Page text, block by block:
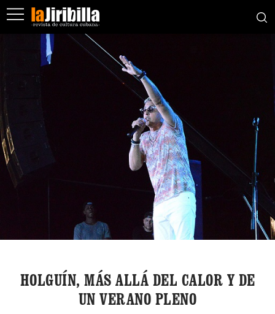
HOLGUÍN, MÁS ALLÁ DEL CALOR Y DE
UN VERANO PLENO